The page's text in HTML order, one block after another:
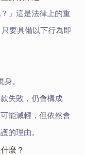
」這是法律上的重
要具備以下行為即
。
失敗，仍會構成
能減輕，但依然會
的理由。
麼？